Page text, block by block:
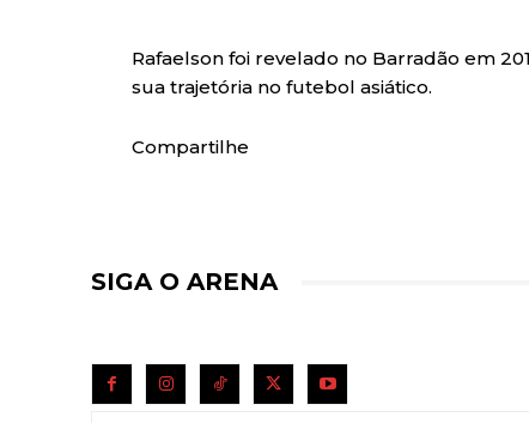
Rafaelson foi revelado no Barradão em
sua trajetória no futebol asiático.
Compartilhe
SIGA O ARENA